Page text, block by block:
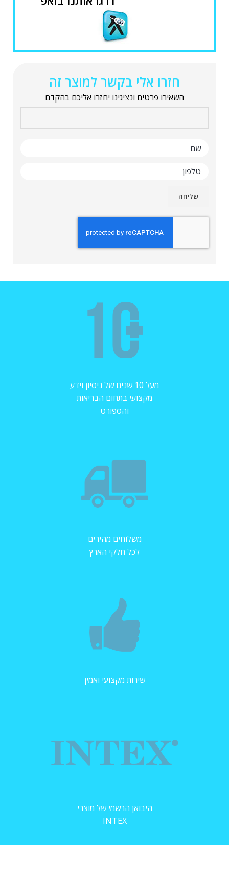
חזרו אלי בקשר למוצר זה
השאירו פרטים ונציגינו יחזרו אליכם בהקדם
מעל 10 שנים של ניסיון וידע
מקצועי בתחום הבריאות
והספורט
משלוחים מהירים
לכל חלקי הארץ
שירות מקצועי ואמין
היבואן הרשמי של מוצרי
INTEX